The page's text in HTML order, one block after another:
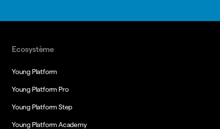
Ecosystème
Young Platform
Young Platform Pro
Young Platform Step
Young Platform Academy